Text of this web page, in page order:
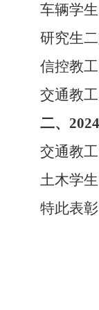
车辆学
研究生
信控教
交通教
二、
交通教
土木学
特此表彰